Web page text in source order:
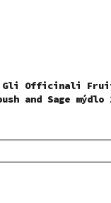
Gli Officinali
and Sage mýdlo